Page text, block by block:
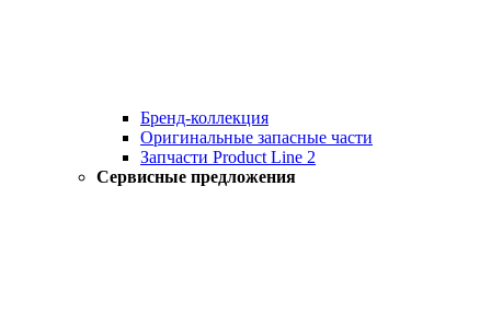
Бренд-коллекция
Оригинальные запасные части
Запчасти Product Line 2
Сервисные предложения